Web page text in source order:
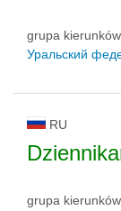
grupa
Уральский
RU
grupa